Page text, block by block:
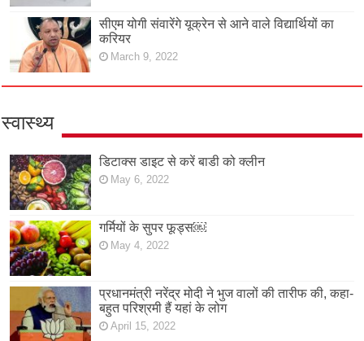
सीएम योगी संवारेंगे यूक्रेन से आने वाले विद्यार्थियों का
करियर
March 9, 2022
स्वास्थ्य
डिटाक्स डाइट से करें बाडी को क्लीन
May 6, 2022
गर्मियों के सुपर फूड्स￼
May 4, 2022
प्रधानमंत्री नरेंद्र मोदी ने भुज वालों की तारीफ की, कहा-
बहुत परिश्रमी हैं यहां के लोग
April 15, 2022